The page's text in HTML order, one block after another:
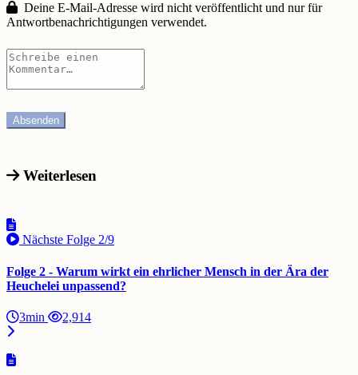
Deine E-Mail-Adresse wird nicht veröffentlicht und nur für
Antwortbenachrichtigungen verwendet.
Weiterlesen
Nächste Folge 2/9
Folge 2 - Warum wirkt ein ehrlicher Mensch in der Ära der
Heuchelei unpassend?
3min 2,914